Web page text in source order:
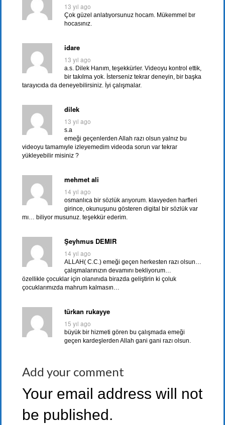
13 yıl ago
Çok güzel anlatıyorsunuz hocam. Mükemmel bır
hocasınız.
idare
13 yıl ago
a.s. Dilek Hanım, teşekkürler. Videoyu kontrol ettik,
bir takılma yok. İsterseniz tekrar deneyin, bir başka
tarayıcıda da deneyebilirsiniz. İyi çalışmalar.
dilek
13 yıl ago
s.a
emeği geçenlerden Allah razı olsun yalnız bu
videoyu tamamıyle izleyemedim videoda sorun var tekrar
yükleyebilir misiniz ?
mehmet ali
14 yıl ago
osmanlıca bir sözlük arıyorum. klavyeden harfleri
girince, okunuşunu gösteren digital bir sözlük var
mı… biliyor musunuz. teşekkür ederim.
Şeyhmus DEMIR
14 yıl ago
ALLAH( C.C.) emeği geçen herkesten razı olsun…
çalışmalarınızın devamını bekliyorum…
özellikle çocuklar için olanınıda birazda geliştirin ki çoluk
çocuklarımızda mahrum kalmasın…
türkan rukayye
15 yıl ago
büyük bir hizmeti gören bu çalışmada emeği
geçen kardeşlerden Allah gani gani razı olsun.
Add your comment
Your email address will not
be published.